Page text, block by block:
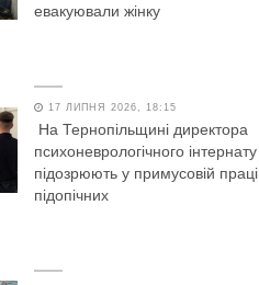
евакуювали жінку
17 ЛИПНЯ 2026, 18:15
На Тернопільщині директора
психоневрологічного інтернату
підозрюють у примусовій праці
підопічних